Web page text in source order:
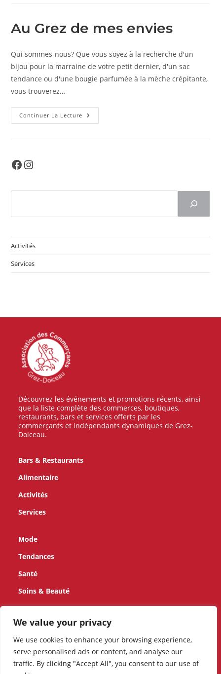
We value your privacy
We use cookies to enhance your browsing experience,
serve personalised ads or content, and analyse our
traffic. By clicking "Accept All", you consent to our use of
Au Grez de mes envies
Qui sommes-nous? Que vous soyez à la recherche d'un
bijou pour la marraine de votre petit dernier, d'un sac
tendance ou d'une bougie parfumée à la mèche crépitante,
vous trouverez…
Continuer La Lecture Au
Grez
FacebookInstagram
Activités
Services
Découvrez les événements et promotions récents, ainsi
que la liste complète des commerces, boutiques,
restaurants, bars et services offerts par les
commerçants et indépendants dynamiques de Grez-
Doiceau.
Bars & Restaurants
Alimentaire
Activités
Services
Mode
Tendances
Santé
Soins & Beauté
Enfants
Animaux
Mobilité